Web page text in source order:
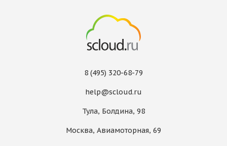
8 (495) 320-68-79
help@scloud.ru
Тула, Болдина, 98
Москва, Авиамоторная, 69